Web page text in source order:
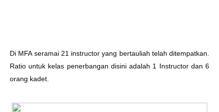
Di MFA seramai 21 instructor yang bertauliah telah ditempatkan.
Ratio untuk kelas penerbangan disini adalah 1 Instructor dan 6
orang kadet.